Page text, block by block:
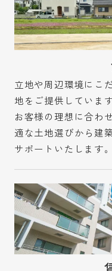
立地や周辺環境にこ
地をご提供しています
お客様の理想に合わ
適な土地選びから建
サポートいたします。